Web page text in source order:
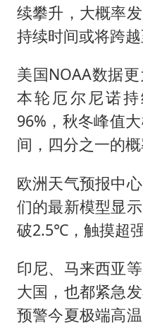
续攀升，大概率
持续时间或将跨越
美国NOAA数据
本轮厄尔尼诺
96%，秋冬峰值
间，四分之一的概
欧洲天气预报中
们的最新模型显
破2.5℃，触摸超
印尼、马来西亚
大国，也都紧急
预警今夏极端高